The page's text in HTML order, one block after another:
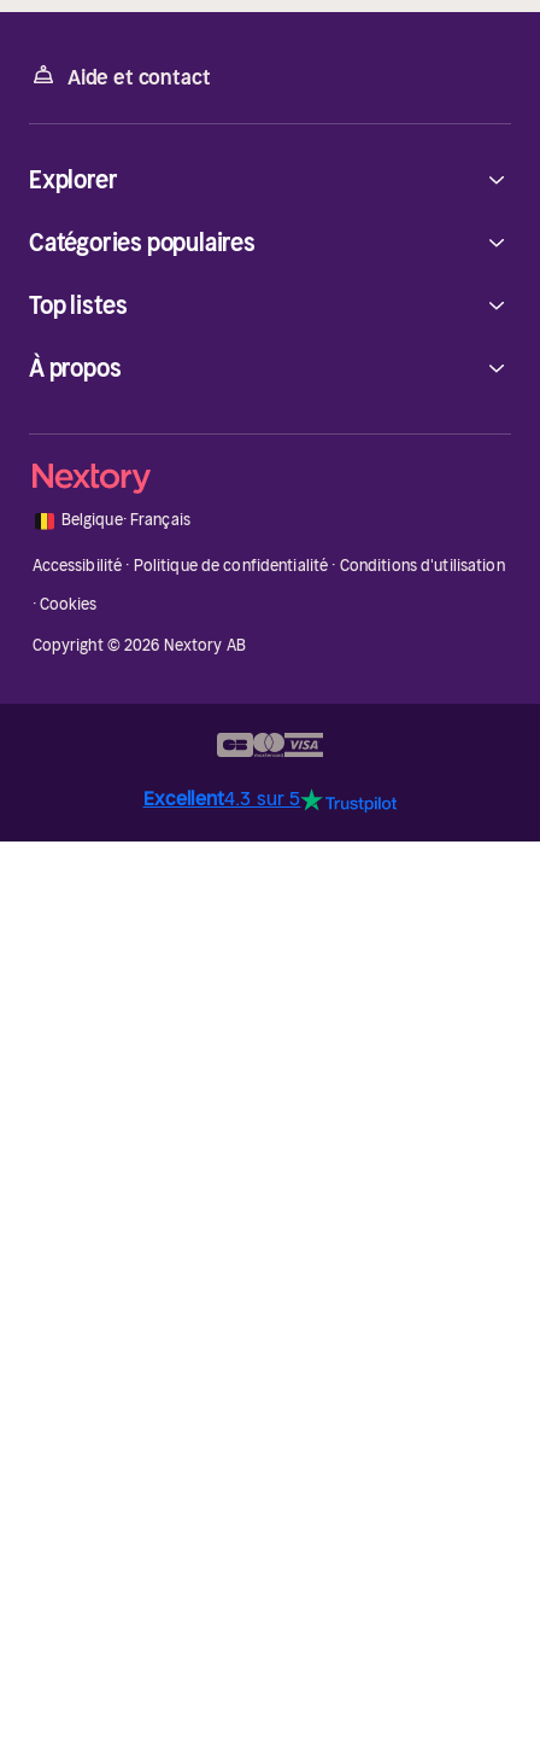
Aide et contact
À propos
Explorer
Catégories populaires
Top listes
🇧🇪 Belgique·Français
Accessibilité · Politique de confidentialité · Conditions d'utilisation
·Cookies
Copyright © 2026 Nextory AB
Excellent4.3 sur 5